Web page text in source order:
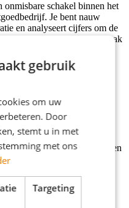
schakel binnen het
Je bent nauw
en analyseert cijfers om de
jouw brede inzet maak
een dynamische
stromen binnen de
en uitvoeren van
van inkomende facturen
en doorbelastingen;
van facturen en
gebruik
om uw
Door
stemt u in met
met ons
Targeting